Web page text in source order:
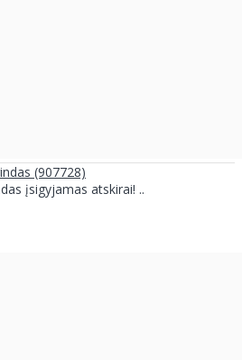
(907728)
įsigyjamas atskirai! ..